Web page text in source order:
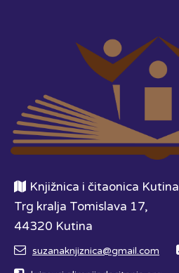
Knjižnica i čitaonica Kutina
Trg kralja Tomislava 17,
44320 Kutina
suzanaknjiznica@gmail.com